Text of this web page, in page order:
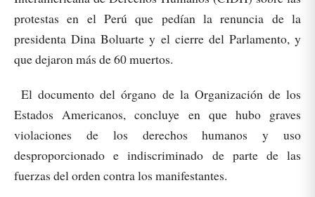
protestas en el Perú que pedían la renuncia de la
presidenta Dina Boluarte y el cierre del Parlamento, y
que dejaron más de 60 muertos.
El documento del órgano de la Organización de los
Estados Americanos, concluye en que hubo graves
violaciones de los derechos humanos y uso
desproporcionado e indiscriminado de parte de las
fuerzas del orden contra los manifestantes.